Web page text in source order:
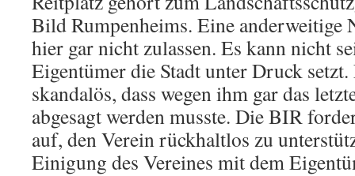
Bild Rumpenheims. Eine anderweitige
hier gar nicht zulassen. Es kann nicht
Eigentümer die Stadt unter Druck setzt.
skandalös, dass wegen ihm gar das
abgesagt werden musste. Die BIR
auf, den Verein rückhaltlos zu
Einigung des Vereines mit dem